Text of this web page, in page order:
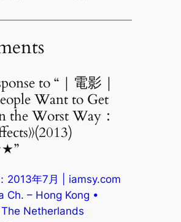
to “｜電影｜
Want to Get
the Worst Way：
》(2013)
2013年7月 | iamsy.com
Ch. – Hong Kong •
Netherlands